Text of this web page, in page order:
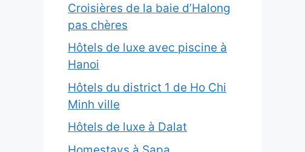
Croisières de la baie d’Halong
pas chères
Hôtels de luxe avec piscine à
Hanoi
Hôtels du district 1 de Ho Chi
Minh ville
Hôtels de luxe à Dalat